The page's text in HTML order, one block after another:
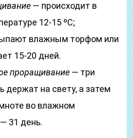
— происходит в
12-15 ºС;
влажным торфом или
15-20 дней.
проращивание — три
держат на свету, а затем
во влажном
31 день.